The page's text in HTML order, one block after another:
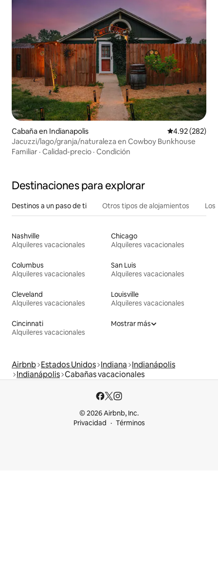
Cabaña en Indianapolis Calificación
4.92 (282)
Jacuzzi/lago/granja/naturaleza en Cowboy Bunkhouse
Familiar · Calidad-precio · Condición
Destinaciones para explorar
Destinos a un paso de ti Otros tipos de alojamientos
Nashville
Alquileres vacacionales
Chicago
Alquileres vacacionales
Columbus
Alquileres vacacionales
San Luis
Alquileres vacacionales
Cleveland
Alquileres vacacionales
Louisville
Alquileres vacacionales
Cincinnati
Alquileres vacacionales
Mostrar más
Airbnb Estados Unidos Indiana Indianápolis
Indianápolis Cabañas vacacionales
© 2026 Airbnb, Inc.
Privacidad
Términos